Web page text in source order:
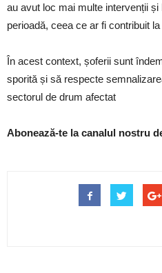
au avut loc mai multe intervenții
perioadă, ceea ce ar fi contribuit
În acest context, șoferii sunt
sporită și să respecte
sectorul de drum afectat
Abonează-te la canalul nostru